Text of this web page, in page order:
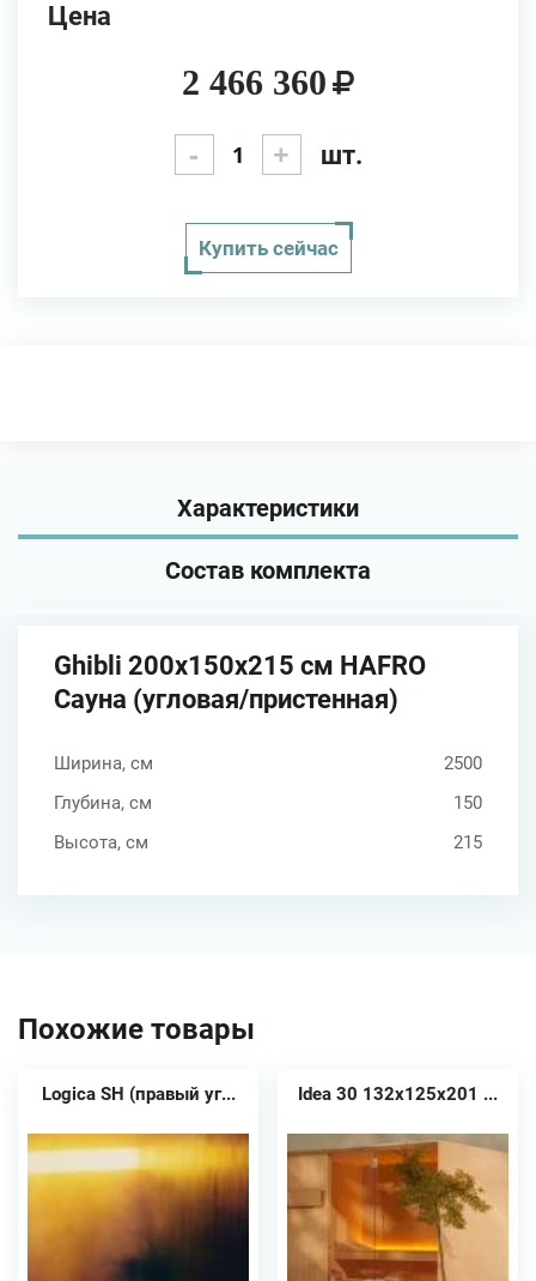
Цена
2 466 360
-
+ шт.
Купить сейчас
Характеристики
Состав комплекта
Ghibli 200x150x215 см HAFRO
Сауна (угловая/пристенная)
Ширина, см
2500
Глубина, см
150
Высота, см
215
Похожие товары
Logica SH (правый уг... Idea 30 132x125x201 ...